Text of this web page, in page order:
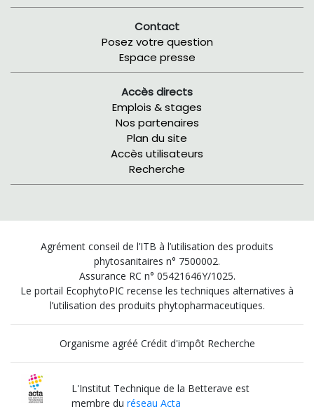
Contact
Posez votre question
Espace presse
Accès directs
Emplois & stages
Nos partenaires
Plan du site
Accès utilisateurs
Recherche
Agrément conseil de l’ITB à l’utilisation des produits
phytosanitaires n° 7500002.
Assurance RC n° 05421646Y/1025.
Le portail EcophytoPIC recense les techniques alternatives à
l’utilisation des produits phytopharmaceutiques.
Organisme agréé Crédit d'impôt Recherche
L'Institut Technique de la Betterave est
membre duréseau Acta